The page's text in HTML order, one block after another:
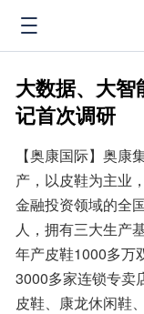
大数据、大智
记首次调研
【奥康国际】奥
产，以皮鞋为主业
金融投资领域的全
人，拥有三大生产
年产皮鞋1000多万
3000多家连锁专卖
皮鞋、康龙休闲鞋